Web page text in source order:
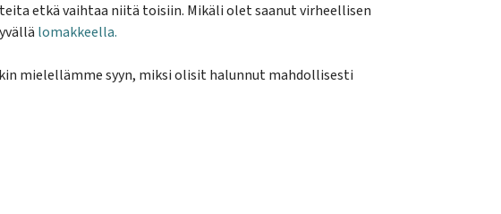
etkä vaihtaa niitä toisiin. Mikäli olet saanut virheellisen
lomakkeella.
mielellämme syyn, miksiolisit halunnutmahdollisesti